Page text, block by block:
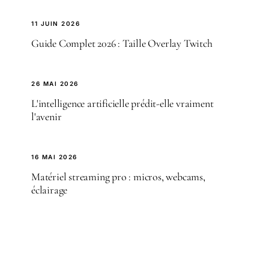
11 JUIN 2026
Guide Complet 2026 : Taille Overlay Twitch
26 MAI 2026
L'intelligence artificielle prédit-elle vraiment
l'avenir
16 MAI 2026
Matériel streaming pro : micros, webcams,
éclairage